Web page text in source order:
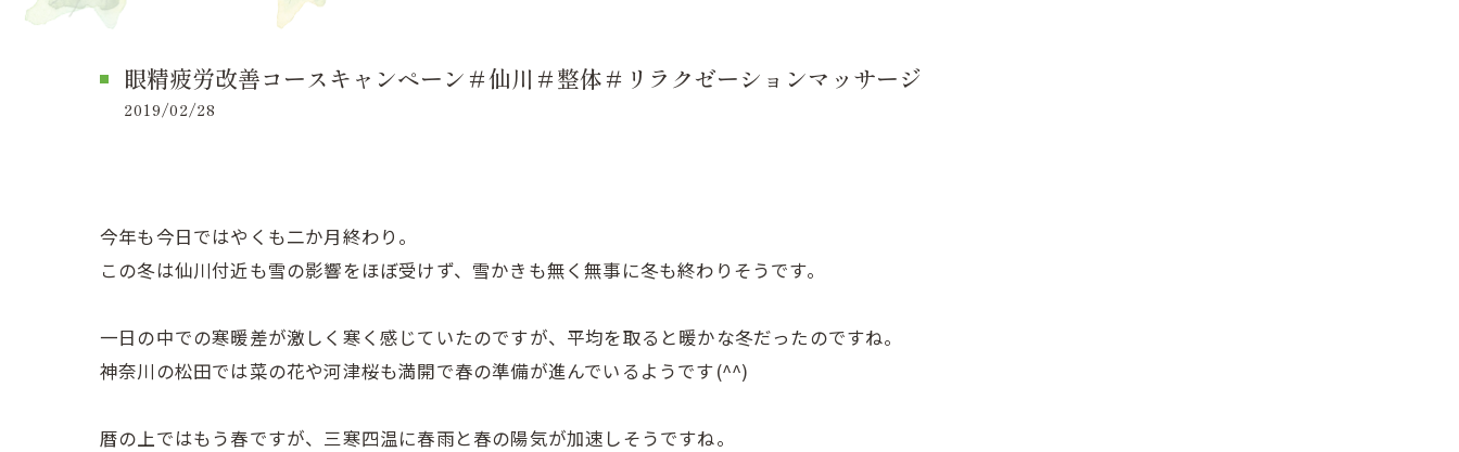
眼精疲労改善コースキャンペーン＃仙川＃整体＃リラクゼーションマッサージ
2019/02/28
今年も今日ではやくも二か月終わり。
この冬は仙川付近も雪の影響をほぼ受けず、雪かきも無く無事に冬も終わりそうです。
一日の中での寒暖差が激しく寒く感じていたのですが、平均を取ると暖かな冬だったのですね。
神奈川の松田では菜の花や河津桜も満開で春の準備が進んでいるようです(^^)
暦の上ではもう春ですが、三寒四温に春雨と春の陽気が加速しそうですね。